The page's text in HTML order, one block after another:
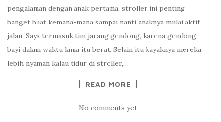
pengalaman dengan anak pertama, stroller ini penting
banget buat kemana-mana sampai nanti anaknya mulai aktif
jalan. Saya termasuk tim jarang gendong, karena gendong
bayi dalam waktu lama itu berat. Selain itu kayaknya mereka
lebih nyaman kalau tidur di stroller,…
READ MORE
No comments yet